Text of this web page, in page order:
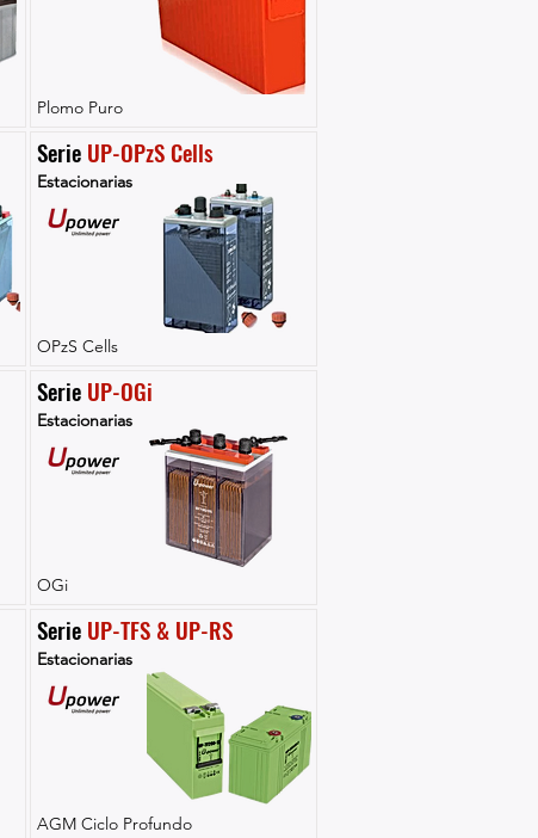
Plomo Puro
Serie UP-OPzS Cells
Estacionarias
OPzS Cells
Serie UP-OGi
Estacionarias
OGi
Serie UP-TFS & UP-RS
Estacionarias
AGM Ciclo Profundo